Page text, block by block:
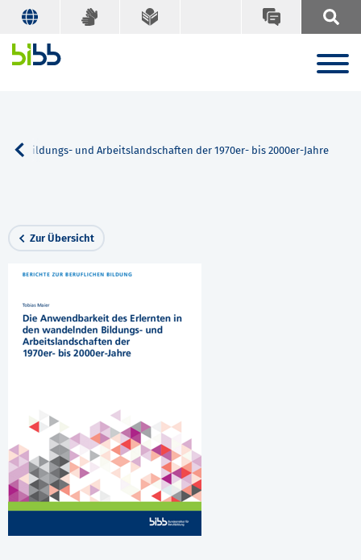
Bildungs- und Arbeitslandschaften der 1970er- bis 2000er-Jahre
Zur Übersicht